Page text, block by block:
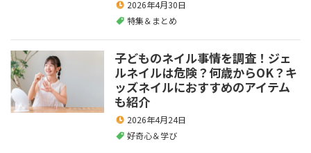
2026年4月30日
特集＆まとめ
子どものネイル事情を調査！ジェ
ルネイルは危険？何歳からOK？キ
ッズネイルにおすすめのアイテム
も紹介
2026年4月24日
好奇心＆学び